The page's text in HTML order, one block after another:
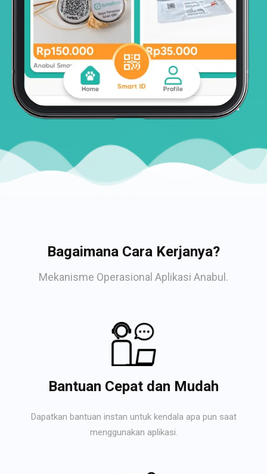
Bagaimana Cara Kerjanya?
Mekanisme Operasional Aplikasi Anabul.
Bantuan Cepat dan Mudah
Dapatkan bantuan instan untuk kendala apa pun saat
menggunakan aplikasi.